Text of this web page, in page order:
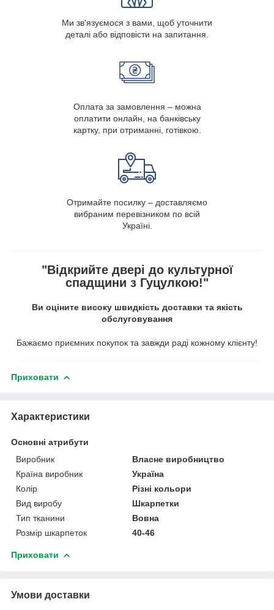
Ми зв'язуємося з вами, щоб уточнити
деталі або відповісти на запитання.
Оплата за замовлення – можна
оплатити онлайн, на банківську
картку, при отриманні, готівкою.
Отримайте посилку – доставляємо
вибраним перевізником по всій
Україні.
"Відкрийте двері до культурної
спадщини з Гуцулкою!"
Ви оціните високу швидкість доставки та якість
обслуговування
Бажаємо приємних покупок та завжди раді кожному клієнту!
Приховати
Характеристики
Основні атрибути
Виробник
Власне виробництво
Країна виробник
Україна
Колір
Різні кольори
Вид виробу
Шкарпетки
Тип тканини
Вовна
Розмір шкарпеток
40-46
Приховати
Умови доставки